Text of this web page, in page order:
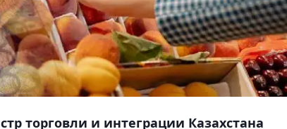
торговли и интеграции Казахстана